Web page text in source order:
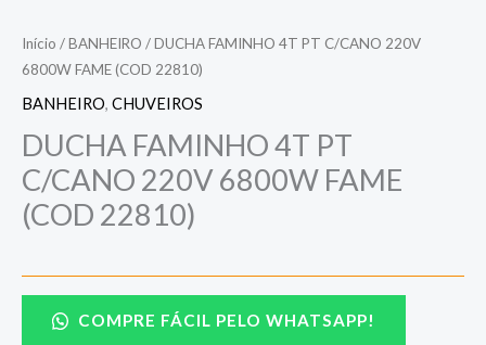
Início /BANHEIRO / DUCHA FAMINHO 4T PT C/CANO 220V
6800W FAME (COD 22810)
BANHEIRO, CHUVEIROS
DUCHA FAMINHO 4T PT
C/CANO 220V 6800W FAME
(COD 22810)
COMPRE FÁCIL PELO WHATSAPP!